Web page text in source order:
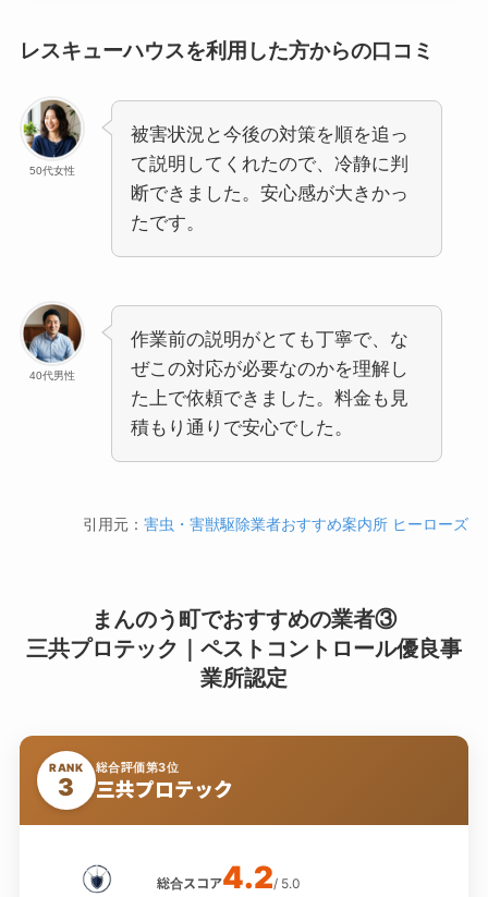
レスキューハウスを利用した方からの口コミ
50代女性
被害状況と今後の対策を順を追っ
て説明してくれたので、冷静に判
断できました。安心感が大きかっ
たです。
40代男性
作業前の説明がとても丁寧で、な
ぜこの対応が必要なのかを理解し
た上で依頼できました。料金も見
積もり通りで安心でした。
引用元：害虫・害獣駆除業者おすすめ案内所 ヒーローズ
まんのう町でおすすめの業者③
三共プロテック｜ペストコントロール優良事
業所認定
RANK
3
総合評価第3位
三共プロテック
総合スコア4.2/ 5.0